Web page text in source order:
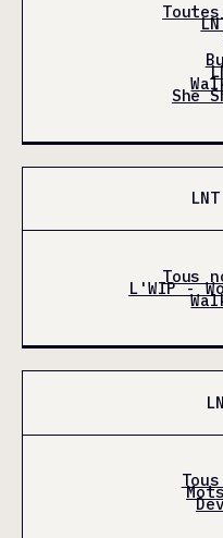
She
Tous
L'WIP -